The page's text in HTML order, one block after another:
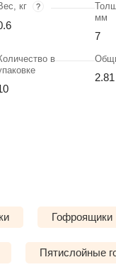
кг ?
мм
7
в
2.81
Гофроящики
Пятислойные